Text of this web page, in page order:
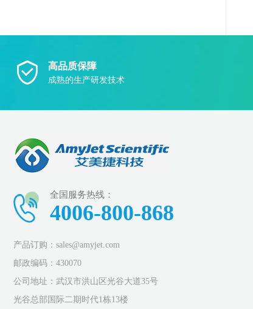
高品质保障
成熟的生产研发技术
全国服务热线：
4006-800-868
产品订购：sales@amyjet.com
邮政编码：430070
公司地址：武汉市洪山区光谷大道35号
光谷总部国际二期时代1栋13楼